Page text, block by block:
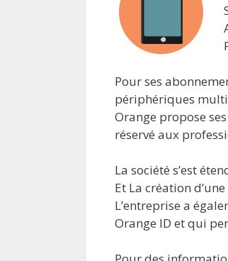
Pour ses
périphériques
Orange propose
réservé aux
La société s’est
Et La création
L’entreprise a
Orange ID et qui